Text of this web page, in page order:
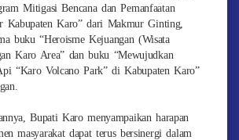
Mitigasi Bencana dan Pemanfaatan
Kabupaten Karo” dari Makmur Ginting,
buku “Heroisme Kejuangan (Wisata
Karo Area” dan buku “Mewujudkan
“Karo Volcano Park” di Kabupaten Karo”
Bupati Karo menyampaikan harapan
masyarakat dapat terus bersinergi dalam